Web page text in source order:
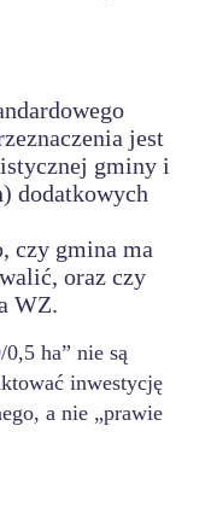
jest
gminy i
dodatkowych
czy gmina ma
oraz czy
WZ.
ha” nie są
inwestycję
a nie „prawie